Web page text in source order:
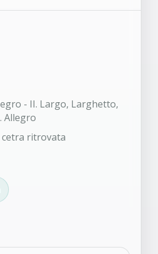
- II. Largo, Larghetto,
Allegro
cetra ritrovata